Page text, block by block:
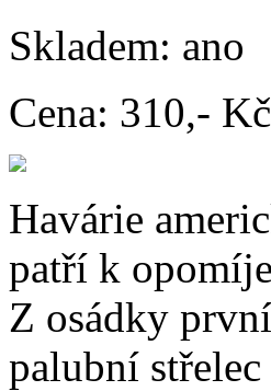
Skladem: ano
Cena: 310,- Kč
Havárie
patří k
Z osádky
palubní